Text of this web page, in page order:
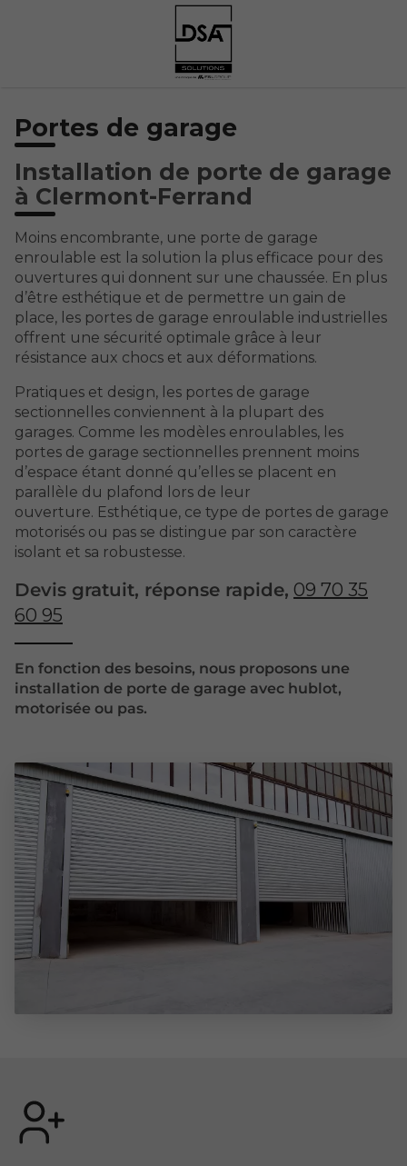
Portes de garage
Installation de porte de garage
à Clermont-Ferrand
Moins encombrante, une porte de garage
enroulable est la solution la plus efficace pour des
ouvertures qui donnent sur une chaussée. En plus
d’être esthétique et de permettre un gain de
place, les portes de garage enroulable industrielles
offrent une sécurité optimale grâce à leur
résistance aux chocs et aux déformations.
Pratiques et design, les portes de garage
sectionnelles conviennent à la plupart des
garages. Comme les modèles enroulables, les
portes de garage sectionnelles prennent moins
d’espace étant donné qu’elles se placent en
parallèle du plafond lors de leur
ouverture. Esthétique, ce type de portes de garage
motorisés ou pas se distingue par son caractère
isolant et sa robustesse.
Devis gratuit, réponse rapide, 09 70 35
60 95
En fonction des besoins, nous proposons une
installation de porte de garage avec hublot,
motorisée ou pas.